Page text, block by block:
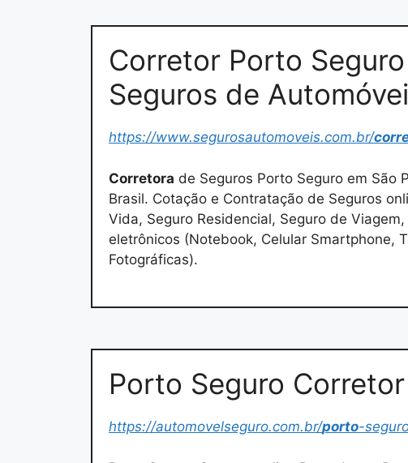
Corretor Porto
Seguros de
https://www.segurosautomoveis.com.br/
Corretora de Seguros Porto Seguro em São
Brasil. Cotação e Contratação de Seguros
Vida, Seguro Residencial, Seguro de
eletrônicos (Notebook, Celular Smartphone,
Fotográficas).
Porto Seguro
https://automovelseguro.com.br/porto-